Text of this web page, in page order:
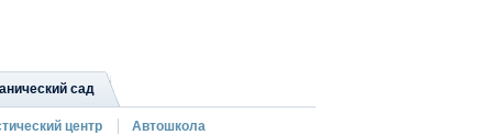
сад
центр Автошкола